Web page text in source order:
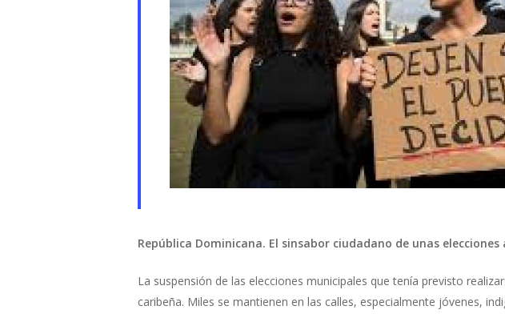
República Dominicana. El sinsabor ciudadano de unas elecciones
La suspensión de las elecciones municipales que tenía previsto
caribeña. Miles se mantienen en las calles, especialmente jóvenes,